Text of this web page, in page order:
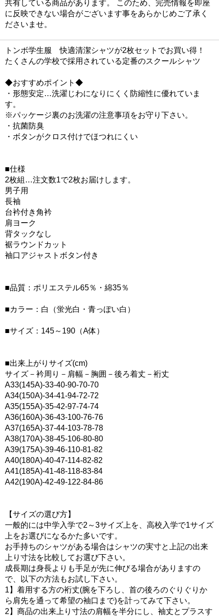
共有している商品があります。 このため、完売情報を即座
に反映できない場合がございます事をあらかじめご了承く
ださいませ。
トンボ学生服 快適清潔シャツが2枚セットでお買い得！
たくさんの学校で採用されている定番のスクールシャツ
◆おすすめポイント◆
・形態安定…洗濯じわになりにくく防縮性に優れていま
す。
※パッケージ裏のお洗濯の注意事項をお守り下さい。
・抗菌防臭
・ボタンがクロス付けでほつれにくい
■仕様
2枚組…注文数1で2枚お届けします。
男子用
長袖
台衿付き角衿
肩ヨーク
背タックなし
裾ラウンドカット
袖口アジャストボタン付き
■品質：ポリエステル65％・綿35％
■カラー：白（蛍光白・青っぽい白）
■サイズ：145～190（A体）
■出来上がりサイズ(cm)
サイズ－衿周り－肩幅－胸囲－後ろ着丈－裄丈
A33(145A)-33-40-90-70-70
A34(150A)-34-41-94-72-72
A35(155A)-35-42-97-74-74
A36(160A)-36-43-100-76-76
A37(165A)-37-44-103-78-78
A38(170A)-38-45-106-80-80
A39(175A)-39-46-110-81-82
A40(180A)-40-47-114-82-82
A41(185A)-41-48-118-83-84
A42(190A)-42-49-122-84-86
【サイズの選び方】
一般的には中学入学で2～3サイズ上を、高校入学で1サイズ
上をお選びになるかた多いです。
お手持ちのシャツがある場合はシャツの実寸と上記の出来
上り寸法を比較してお選び下さい。
成長期は身長よりも手足が先に伸びる場合がありますの
で、以下の方法もお試し下さい。
1】着用する方の裄丈(腕を下ろし、首の後ろのぐりぐりか
ら肩先を通って希望の袖口まで)を計ってみて下さい。
2】商品の出来上り寸法の肩幅を半分にし、袖丈とプラスす